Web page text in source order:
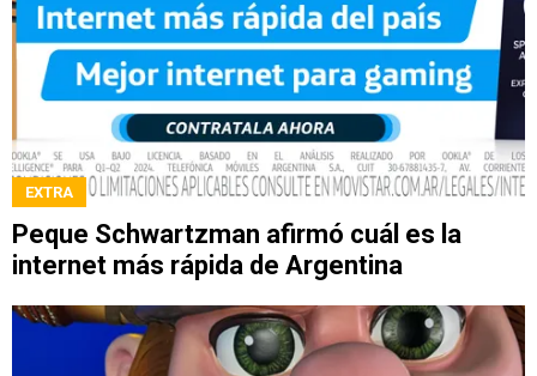
EXTRA
Peque Schwartzman afirmó cuál es la
internet más rápida de Argentina